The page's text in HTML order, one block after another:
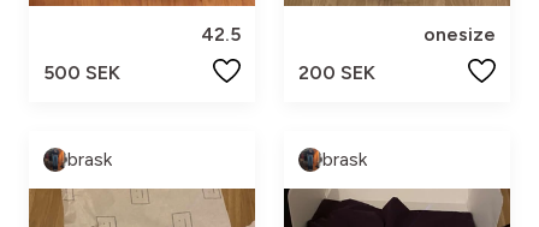
42.5
500 SEK
onesize
200 SEK
brask brask